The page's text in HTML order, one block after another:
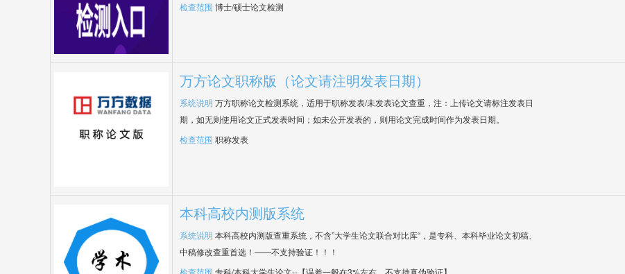
检查范围 博士/硕士论文检测
万方论文职称版（论文请注明发表日期）
系统说明 万方职称论文检测系统，适用于职称发表/未发表论文查重，注：上传论文请标注发表日
期，如无则使用论文正式发表时间；如未公开发表的，则用论文完成时间作为发表日期。
检查范围 职称发表
本科高校内测版系统
系统说明 本科高校内测版查重系统，不含”大学生论文联合对比库“，是专科、本科毕业论文初稿、
中稿修改查重首选！——不支持验证！！！
检查范围 专科/本科大学生论文--【误差一般在3%左右，不支持真伪验证】